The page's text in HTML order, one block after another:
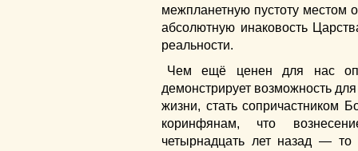
межпланетную пустоту местом
абсолютную инаковость
реальности.
Чем ещё ценен для нас
демонстрирует возможность
жизни, стать сопричастником
коринфянам, что
четырнадцать лет назад — то